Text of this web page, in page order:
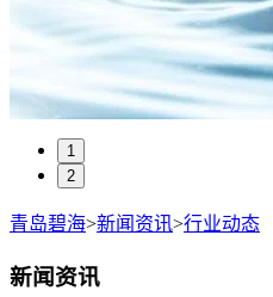
1
2
青岛碧海>新闻资讯>行业动态
新闻资讯